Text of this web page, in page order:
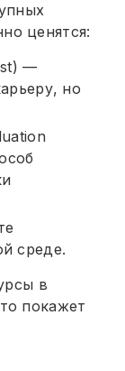
ценятся:
—
но
среде.
в
покажет